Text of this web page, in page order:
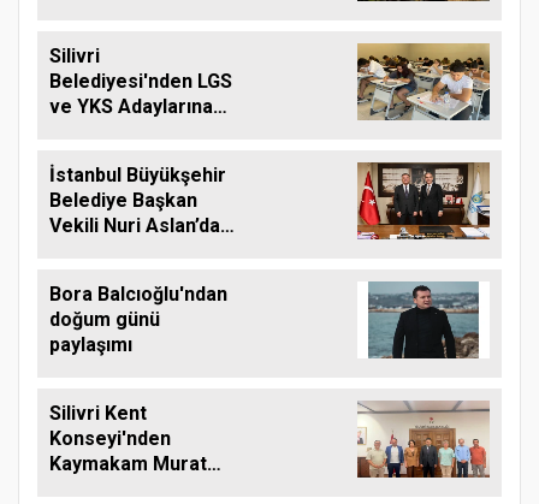
Silivri
Belediyesi'nden LGS
ve YKS Adaylarına
İstanbul Büyükşehir
Belediye Başkan
Vekili Nuri Aslan’dan
Bora Balcıoğlu'ndan
doğum günü
paylaşımı
Silivri Kent
Konseyi'nden
Kaymakam Murat